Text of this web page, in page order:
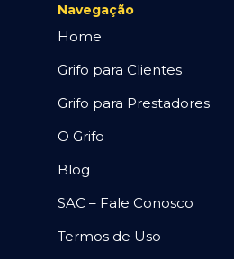
Navegação
Home
Grifo para Clientes
Grifo para Prestadores
O Grifo
Blog
SAC – Fale Conosco
Termos de Uso